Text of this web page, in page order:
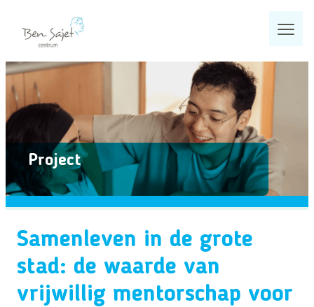
naar
inhoud
Project
Samenleven in de grote
stad: de waarde van
vrijwillig mentorschap voor
Home
Wat we doen
Programma’s
Projecten
Actueel
Over ons
Zoeken
Veelgezochte pagina’s